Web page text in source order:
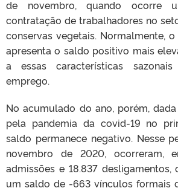
de novembro, quando ocorre
contratação de trabalhadores no
conservas vegetais. Normalmente,
apresenta o saldo positivo mais
a essas características
emprego.
No acumulado do ano, porém,
pela pandemia da covid-19 no
saldo permanece negativo. Nesse
novembro de 2020, ocorreram,
admissões e 18.837
um saldo de -663 vínculos formais